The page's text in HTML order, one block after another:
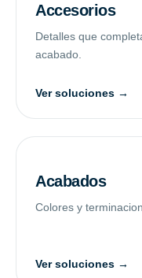
Accesorios
Detalles que
acabado.
Ver soluciones →
Acabados
Colores y
Ver soluciones →